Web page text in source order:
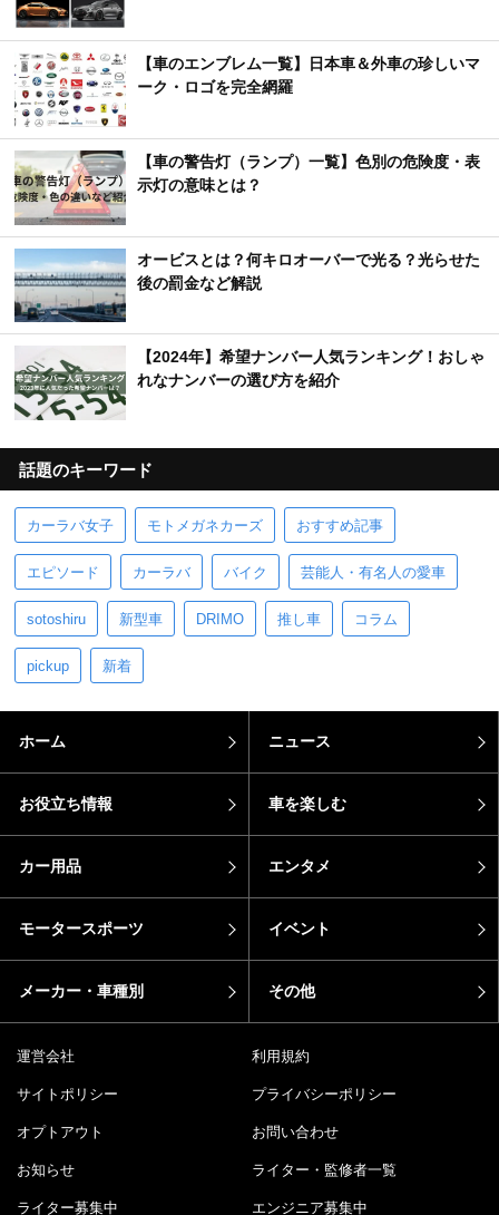
【車のエンブレム一覧】日本車＆外車の珍しいマ
ーク・ロゴを完全網羅
【車の警告灯（ランプ）一覧】色別の危険度・表
示灯の意味とは？
オービスとは？何キロオーバーで光る？光らせた
後の罰金など解説
【2024年】希望ナンバー人気ランキング！おしゃ
れなナンバーの選び方を紹介
話題のキーワード
カーラバ女子 モトメガネカーズ おすすめ記事
エピソード カーラバ バイク 芸能人・有名人の愛車
sotoshiru 新型車 DRIMO 推し車 コラム
pickup 新着
ホーム ニュース
お役立ち情報 車を楽しむ
カー用品 エンタメ
モータースポーツ イベント
メーカー・車種別 その他
運営会社 利用規約
サイトポリシー プライバシーポリシー
オプトアウト お問い合わせ
お知らせ ライター・監修者一覧
ライター募集中 エンジニア募集中